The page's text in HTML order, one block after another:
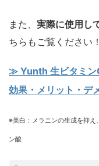
また、 実際に使用し
ちらもご覧ください！
≫ Yunth 生ビタミン
効果・メリット・デ
※美白：メラニンの生成を抑
ン酸